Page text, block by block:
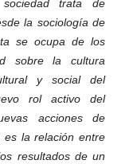
trata de
la sociología de
se ocupa de los
sobre la cultura
y social del
rol activo del
acciones de
es la relación entre
resultados de un